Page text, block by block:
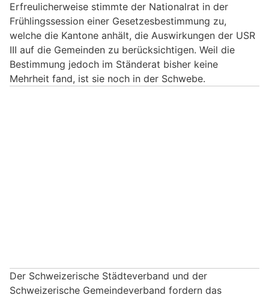
Erfreulicherweise stimmte der Nationalrat in der
Frühlingssession einer Gesetzesbestimmung zu,
welche die Kantone anhält, die Auswirkungen der USR
III auf die Gemeinden zu berücksichtigen. Weil die
Bestimmung jedoch im Ständerat bisher keine
Mehrheit fand, ist sie noch in der Schwebe.
Der Schweizerische Städteverband und der
Schweizerische Gemeindeverband fordern das